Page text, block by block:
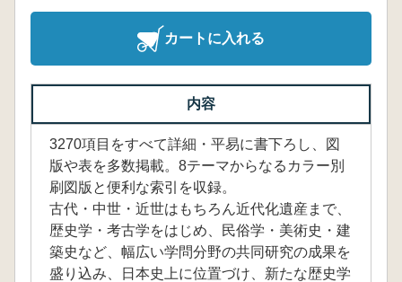
カートに入れる
内容
3270項目をすべて詳細・平易に書下ろし、図
版や表を多数掲載。8テーマからなるカラー別
刷図版と便利な索引を収録。
古代・中世・近世はもちろん近代化遺産まで、
歴史学・考古学をはじめ、民俗学・美術史・建
築史など、幅広い学問分野の共同研究の成果を
盛り込み、日本史上に位置づけ、新たな歴史学